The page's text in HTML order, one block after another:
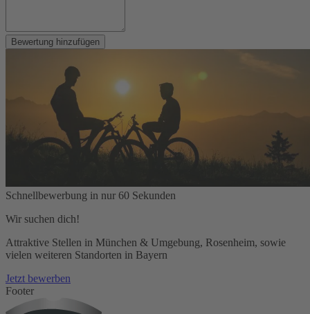
Bewertung hinzufügen
Schnellbewerbung in nur 60 Sekunden
Wir suchen dich!
Attraktive Stellen in München & Umgebung, Rosenheim, sowie
vielen weiteren Standorten in Bayern
Jetzt bewerben
Footer